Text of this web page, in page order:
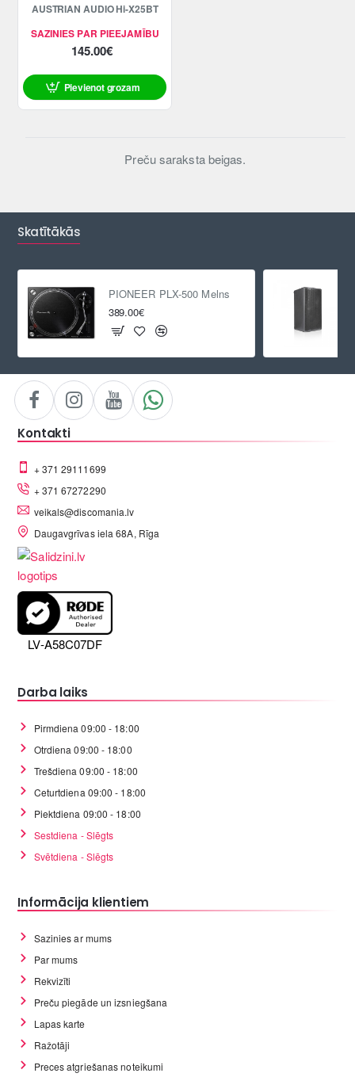
SAZINIES PAR PIEEJAMĪBU
AUSTRIAN AUDIO Hi-X25BT
145.00€
Pievienot grozam
Preču saraksta beigas.
Skatītākās
PIONEER PLX-500 Melns
389.00€
Kontakti
+ 371 29111699
+ 371 67272290
veikals@discomania.lv
Daugavgrīvas iela 68A, Rīga
LV-A58C07DF
Darba laiks
Pirmdiena 09:00 - 18:00
Otrdiena 09:00 - 18:00
Trešdiena 09:00 - 18:00
Ceturtdiena 09:00 - 18:00
Piektdiena 09:00 - 18:00
Sestdiena - Slēgts
Svētdiena - Slēgts
Informācija klientiem
Sazinies ar mums
Par mums
Rekvizīti
Preču piegāde un izsniegšana
Lapas karte
Ražotāji
Preces atgriešanas noteikumi